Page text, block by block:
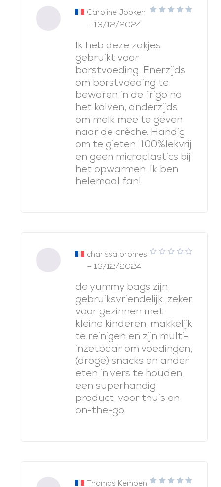
Caroline Jooken
– 13/12/2024
Ik heb deze zakjes
gebruikt voor
borstvoeding. Enerzijds
om borstvoeding te
bewaren in de frigo na
het kolven, anderzijds
om melk mee te geven
naar de crèche. Handig
om te gieten, 100%lekvrij
en geen microplastics bij
het opwarmen. Ik ben
helemaal fan!
charissa promes
– 13/12/2024
de yummy bags zijn
gebruiksvriendelijk, zeker
voor gezinnen met
kleine kinderen, makkelijk
te reinigen en zijn multi-
inzetbaar om voedingen,
(droge) snacks en ander
eten in vers te houden.
een superhandig
product, voor thuis en
on-the-go.
Thomas Kempen